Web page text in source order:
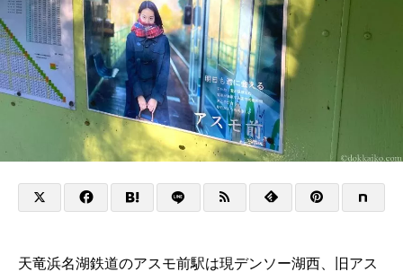
天竜浜名湖鉄道のアスモ前駅は現デンソー湖西、旧アス